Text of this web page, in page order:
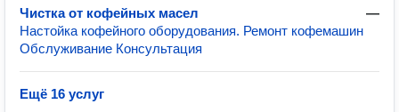
Чистка от кофейных масел
—
Настойка кофейного оборудования. Ремонт кофемашин
Обслуживание Консультация
Ещё 16 услуг